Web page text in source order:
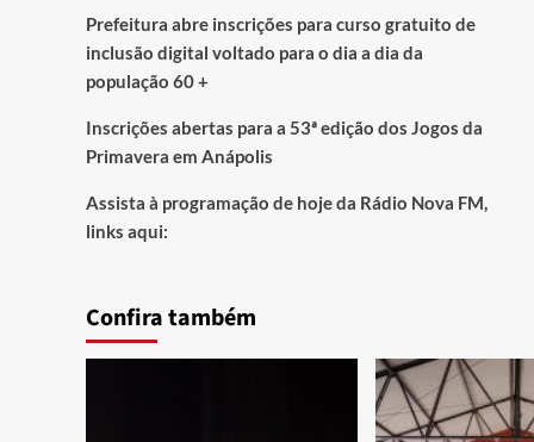
Prefeitura abre inscrições para curso gratuito de
inclusão digital voltado para o dia a dia da
população 60 +
Inscrições abertas para a 53ª edição dos Jogos da
Primavera em Anápolis
Assista à programação de hoje da Rádio Nova FM,
links aqui:
Confira também